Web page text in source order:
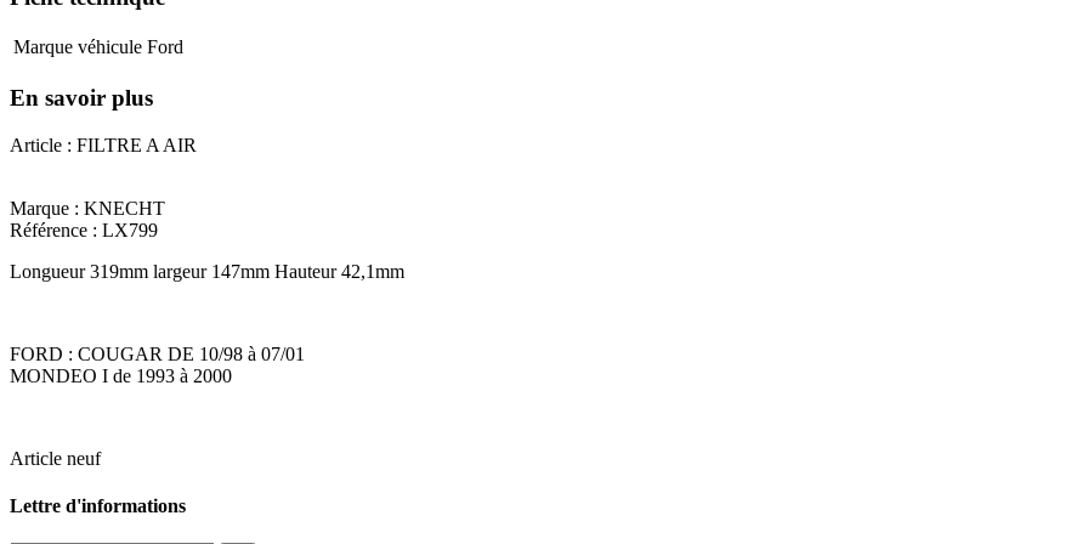
Marque véhicule Ford
En savoir plus
Article : FILTRE A AIR
Marque : KNECHT
Référence : LX799
Longueur 319mm largeur 147mm Hauteur 42,1mm
FORD : COUGAR DE 10/98 à 07/01
MONDEO I de 1993 à 2000
Article neuf
Lettre d'informations